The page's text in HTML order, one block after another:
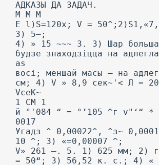
АДКАЗЫ ДА ЗАДАЧ.
М М М
Е l)S=120x; V =
3) 5—;
4) » 15 ~~~ 3. 3) Шар
будзе знаходзіцца на
as
восі; меншай масы — на
см; 4) V » 8,9 сек~'< Л =
VceK~
1 CM 1
й °'084 “ = °’105 ^г v"‘“ *
0017
Угадз ^ 0,00022^, ^з~
10 ^; 3) «=0,00007 ^;
V» 261 —. 5. 1) 625 мм; 2)
= 50“; 3) 56,52 к. с.; 4) «